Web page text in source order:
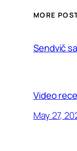
MORE
Sendvič
Video
May 27,